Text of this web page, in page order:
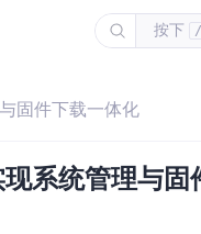
按下 /
固件下载一体化
系统管理与固